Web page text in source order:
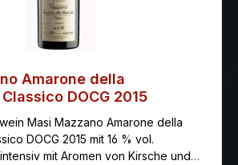
Amarone della
DOCG 2015
Masi Mazzano Amarone della
DOCG 2015 mit 16 % vol.
mit Aromen von Kirsche und